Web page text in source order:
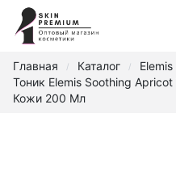
Главная / Каталог / Elemis
Тоник Elemis Soothing
Кожи 200 Мл